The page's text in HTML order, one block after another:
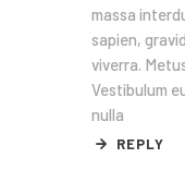
massa
sapien,
viverra.
Vestibulum
nulla
REPLY